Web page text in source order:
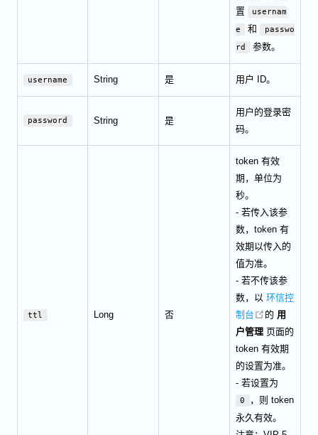
置
usernam
e
和
passwo
rd
参数。
username String 是 用户 ID。
password String 是
用户的登录密
码。
ttl Long 否
token 有效
期，单位为
秒。
- 若传入该参
数，token 有
效期以传入的
值为准。
- 若不传该参
数，以 环信控
制台
open in new
的 用
户管理 页面的
token 有效期
的设置为准。
- 若设置为
0
，则 token
永久有效。